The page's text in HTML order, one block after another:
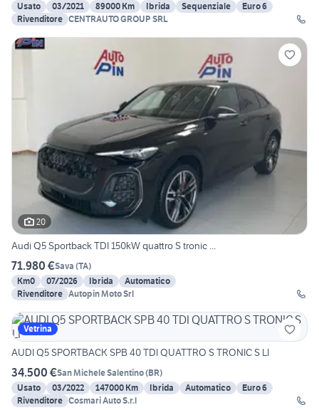
Usato
03/2021 89000 Km Ibrida Sequenziale
Euro 6
Rivenditore CENTRAUTO GROUP SRL
20
Audi Q5 Sportback TDI 150kW quattro S tronic ...
71.980 €Sava (TA)
Km0
07/2026 Ibrida
Automatico
Rivenditore Autopin Moto Srl
Vetrina
AUDI Q5 SPORTBACK SPB 40 TDI QUATTRO S TRONIC S LI
34.500 €San Michele Salentino(BR)
Usato
03/2022 147000 Km Ibrida Automatico
Euro 6
Rivenditore Cosmari Auto S.r.l